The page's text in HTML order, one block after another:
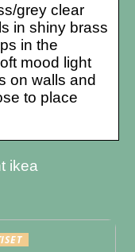
grey clear
in shiny brass
in the
mood light
on walls and
to place
ikea